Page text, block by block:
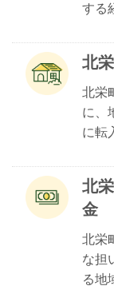
する
北
北栄
に、
に転
北
金
北栄
な担
る地